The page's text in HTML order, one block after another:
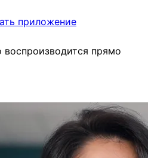
приложение
прямо